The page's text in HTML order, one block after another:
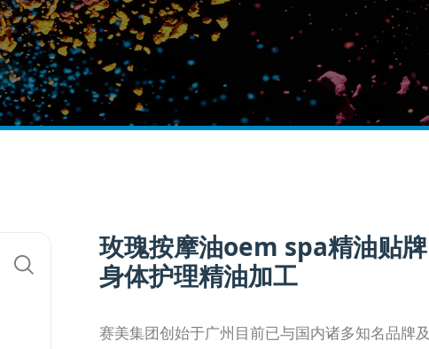
玫瑰按摩油oem spa精油贴牌
身体护理精油加工
赛美集团创始于广州目前已与国内诸多知名品牌及